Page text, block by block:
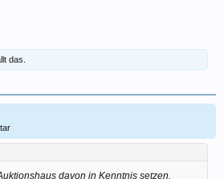
das.
davon in Kenntnis setzen.